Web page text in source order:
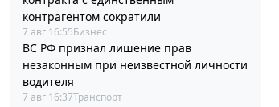
контрагентом сократили
7 авг 16:55Бизнес
ВС РФ признал лишение прав
незаконным при неизвестной личности
водителя
7 авг 16:37Транспорт